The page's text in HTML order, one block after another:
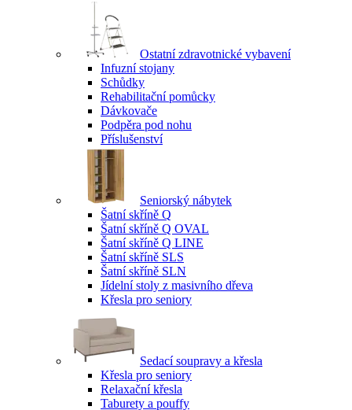
Ostatní zdravotnické vybavení
Infuzní stojany
Schůdky
Rehabilitační pomůcky
Dávkovače
Podpěra pod nohu
Příslušenství
Seniorský nábytek
Šatní skříně Q
Šatní skříně Q OVAL
Šatní skříně Q LINE
Šatní skříně SLS
Šatní skříně SLN
Jídelní stoly z masivního dřeva
Křesla pro seniory
Sedací soupravy a křesla
Křesla pro seniory
Relaxační křesla
Taburety a pouffy